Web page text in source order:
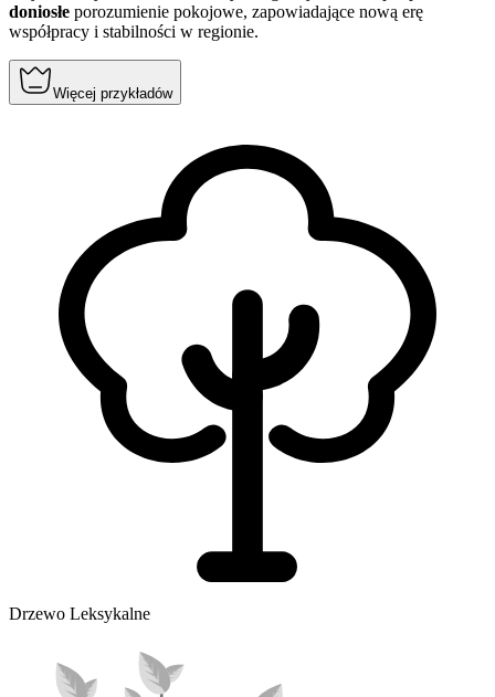
doniosłe porozumienie pokojowe, zapowiadające nową erę
współpracy i stabilności w regionie.
Więcej przykładów
Drzewo Leksykalne